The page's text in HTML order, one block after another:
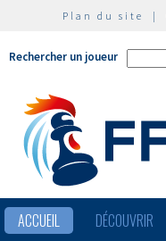
Plan du site |
Rechercher un joueur
ACCUEIL DÉCOUVRIR